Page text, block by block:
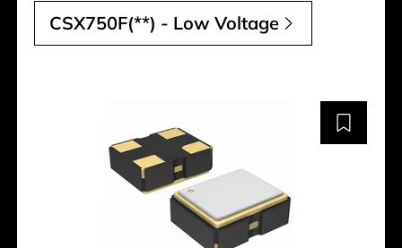
CSX750F(**) - Low Voltage